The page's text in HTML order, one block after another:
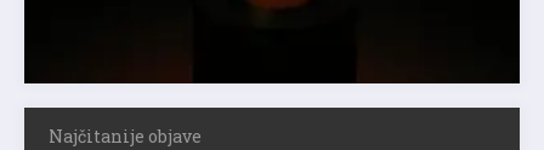
Najčitanije objave